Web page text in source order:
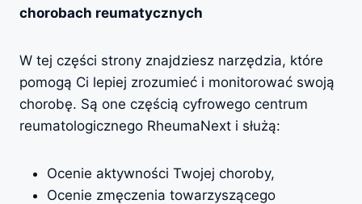
chorobach reumatycznych
W tej części strony znajdziesz narzędzia, które
pomogą Ci lepiej zrozumieć i monitorować swoją
chorobę. Są one częścią cyfrowego centrum
reumatologicznego RheumaNext i służą:
Ocenie aktywności Twojej choroby,
Ocenie zmęczenia towarzyszącego